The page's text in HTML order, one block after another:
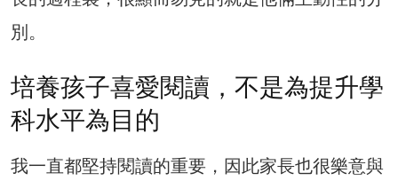
別。
培養孩子喜愛閱讀，不是為提升學
科水平為目的
我一直都堅持閱讀的重要，因此家長也很樂意與